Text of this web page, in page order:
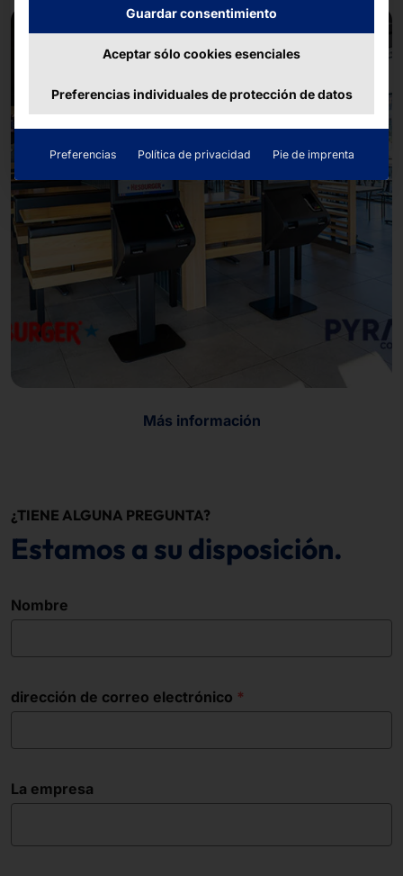
Más información
¿TIENE ALGUNA PREGUNTA?
Estamos a su disposición.
Nombre
dirección de correo electrónico
La empresa
Guardar consentimiento
Aceptar sólo cookies esenciales
Preferencias individuales de protección de datos
Preferencias Política de privacidad Pie de imprenta